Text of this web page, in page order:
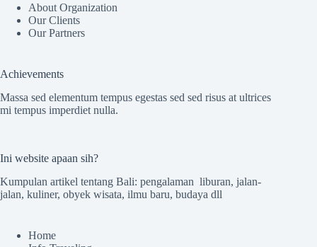
About Organization
Our Clients
Our Partners
Achievements
Massa sed elementum tempus egestas sed sed risus at ultrices
mi tempus imperdiet nulla.
Ini website apaan sih?
Kumpulan artikel tentang Bali: pengalaman liburan, jalan-
jalan, kuliner, obyek wisata, ilmu baru, budaya dll
Home